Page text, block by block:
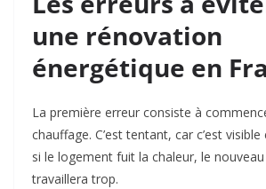
une rénovation
énergétique en
La première erreur consiste à
chauffage. C’est tentant, car c’est
si le logement fuit la chaleur, le
travaillera trop.